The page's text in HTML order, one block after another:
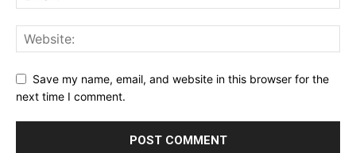
Save my name, email, and website in this browser for the
next time I comment.